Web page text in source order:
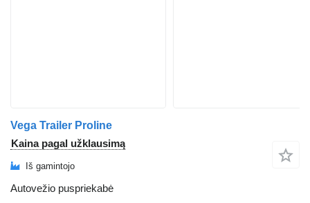
Vega Trailer Proline
Kaina pagal užklausimą
Iš gamintojo
Autovežio puspriekabė